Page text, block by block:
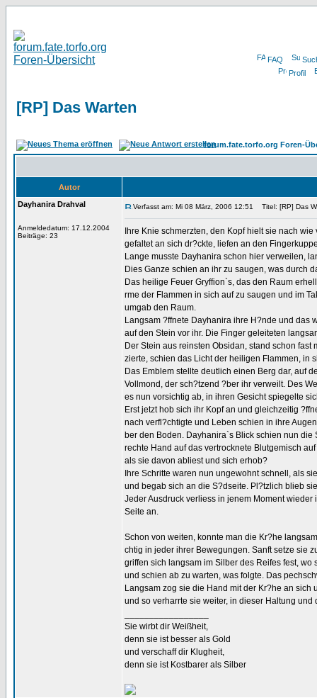
FAQ
Profil
[RP] Das Warten
forum.fate.torfo.org Foren-
Autor
Dayhanira Drahval
Anmeldedatum: 17.12.2004
Beiträge: 23
Verfasst am: Mi 08 März, 2006 12:51 Titel: [RP] Das
Ihre Knie schmerzten, den Kopf hielt sie nach
gefaltet an sich dr?ckte, liefen an den
Lange musste Dayhanira schon hier verweilen,
Dies Ganze schien an ihr zu saugen, was durch
Das heilige Feuer Gryffion`s, das den Raum
rme der Flammen in sich auf zu saugen und im
umgab den Raum.
Langsam ?ffnete Dayhanira ihre H?nde und das
auf den Stein vor ihr. Die Finger geleiteten
Der Stein aus reinsten Obsidan, stand schon
zierte, schien das Licht der heiligen Flammen, in
Das Emblem stellte deutlich einen Berg dar, auf
Vollmond, der sch?tzend ?ber ihr verweilt. Des
es nun vorsichtig ab, in ihren Gesicht spiegelte
Erst jetzt hob sich ihr Kopf an und gleichzeitig
nach verfl?chtigte und Leben schien in ihre
ber den Boden. Dayhanira`s Blick schien nun
rechte Hand auf das vertrocknete Blutgemisch
als sie davon abliest und sich erhob?
Ihre Schritte waren nun ungewohnt schnell, als
und begab sich an die S?dseite. Pl?tzlich blieb
Jeder Ausdruck verliess in jenem Moment
Seite an.
Schon von weiten, konnte man die Kr?he
chtig in jeder ihrer Bewegungen. Sanft setze sie
griffen sich langsam im Silber des Reifes fest,
und schien ab zu warten, was folgte. Das
Langsam zog sie die Hand mit der Kr?he an
und so verharrte sie weiter, in dieser Haltung und
Sie wirbt dir Weißheit,
denn sie ist besser als Gold
und verschaff dir Klugheit,
denn sie ist Kostbarer als Silber